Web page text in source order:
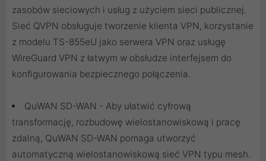
zasobów sieciowych i usług z użyciem sieci publicznej.
Sieć QVPN obsługuje tworzenie klienta VPN, korzystanie
z modelu TS-855eU jako serwera VPN oraz usługę
WireGuard VPN z łatwym w obsłudze interfejsem do
konfigurowania bezpiecznego połączenia.
QuWAN SD-WAN - Aby ułatwić cyfrową
transformację, rozbudowę wielostanowiskową i pracę
zdalną, QuWAN SD-WAN pomaga utworzyć
automatyczną wielostanowiskową sieć VPN typu mesh.